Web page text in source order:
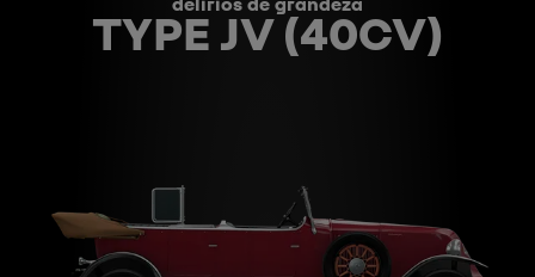
TYPE JV (40CV)